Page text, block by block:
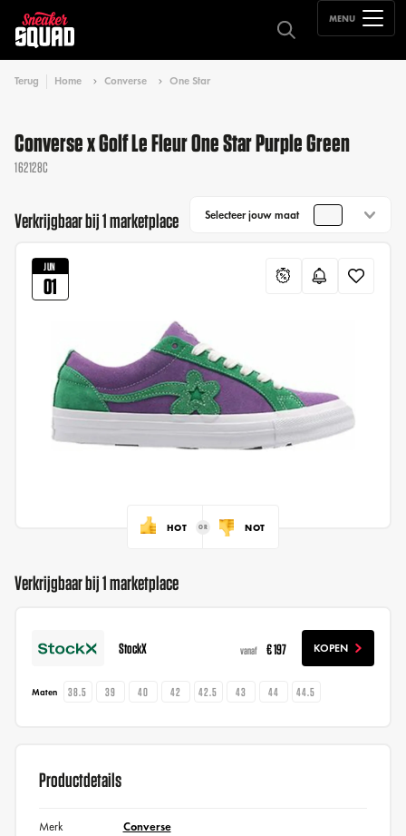
MENU
Terug Home Converse One Star
Converse x Golf Le Fleur One Star Purple Green
162128C
Verkrijgbaar bij 1 marketplace Selecteer jouw maat
JUN
01
HOT NOT
Verkrijgbaar bij 1 marketplace
StockX vanaf € 197 KOPEN
Maten 38.5 39 40 42 42.5 43 44 44.5
Productdetails
Merk Converse